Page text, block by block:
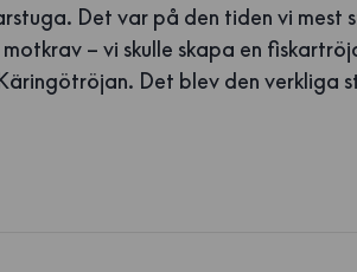
Det var på den tiden vi mest
– vi skulle skapa en
Det blev den verkliga